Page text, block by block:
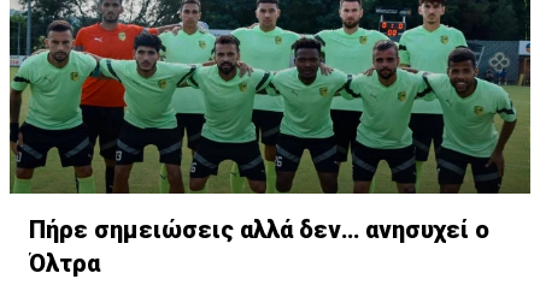
άριστη τοποθέτηση σε όλο τον χώρο του κέντρου.
Πήρε σημειώσεις αλλά δεν… ανησυχεί ο
Όλτρα